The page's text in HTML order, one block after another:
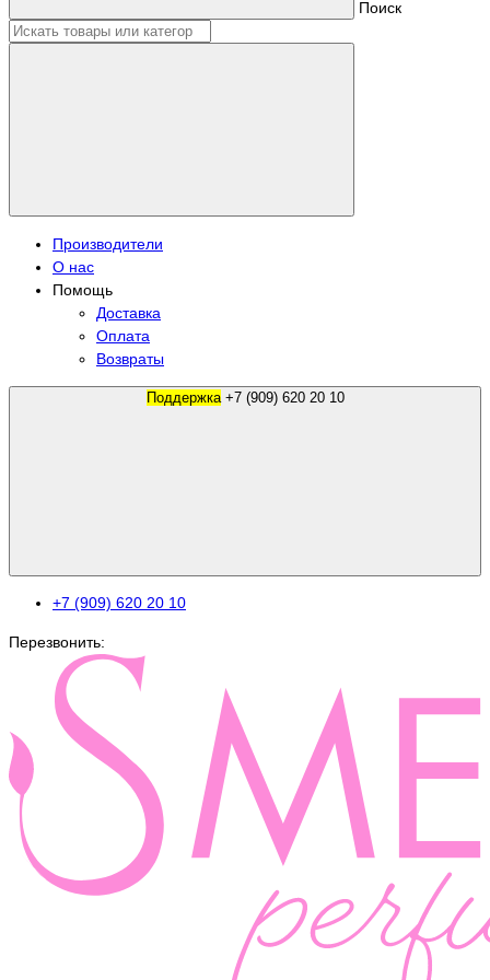
Поиск
Производители
О нас
Помощь
Доставка
Оплата
Возвраты
Поддержка +7 (909) 620 20 10
+7 (909) 620 20 10
Перезвонить: